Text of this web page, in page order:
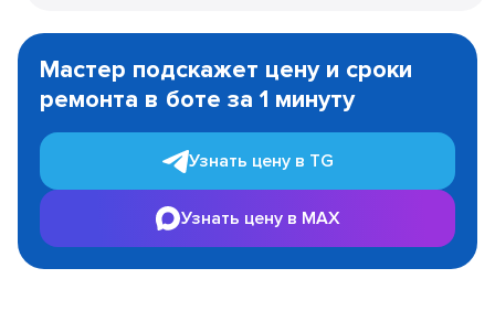
1
Мастер подскажет цену и сроки
ремонта в боте за 1 минуту
Узнать цену в TG
Узнать цену в MAX